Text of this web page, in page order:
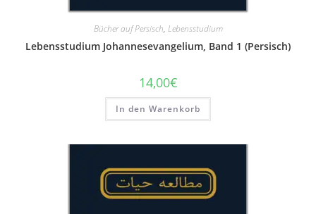
Bücher auf Persisch, Lebensstudium
Lebensstudium Johannesevangelium, Band 1 (Persisch)
14,00€
In den Warenkorb